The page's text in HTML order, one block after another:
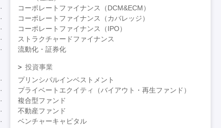
コーポレートファイナンス（DCM&ECM）
コーポレートファイナンス（カバレッジ）
コーポレートファイナンス（IPO）
ストラクチャードファイナンス
流動化・証券化
投資事業
プリンシパルインベストメント
プライベートエクイティ（バイアウト・再生ファンド）
複合型ファンド
不動産ファンド
ベンチャーキャピタル